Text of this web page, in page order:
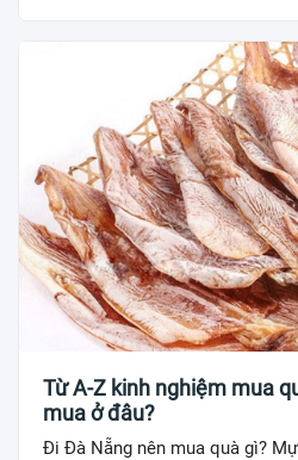
Từ A-Z kinh nghiệm mua
mua ở đâu?
Đi Đà Nẵng nên mua quà gì?